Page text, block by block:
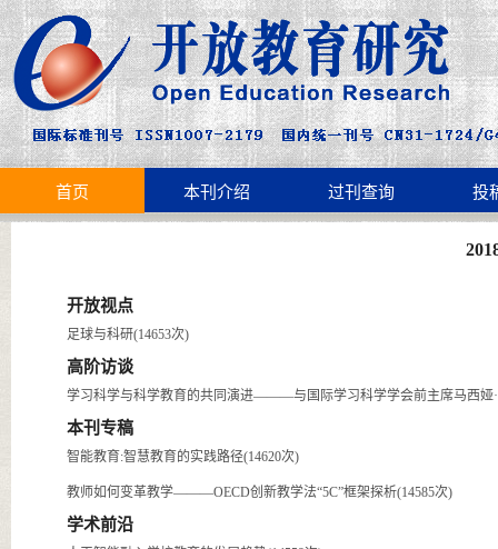
首页 本刊介绍 过刊查询 投
开放视点
足球与科研(14653次)
高阶访谈
学习科学与科学教育的共同演进———与国际学习科学学会前主席马西娅·
本刊专稿
智能教育:智慧教育的实践路径(14620次)
教师如何变革教学———OECD创新教学法“5C”框架探析(14585次)
学术前沿